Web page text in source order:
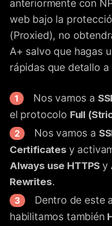
anteriormente con
web bajo la
(Proxied), no
A+ salvo que hagas
rápidas que detallo
Nos vamos a
el protocolo Full
Nos vamos a
Certificates y
Always use HTTPS y
Rewrites.
Dentro de este
habilitamos también